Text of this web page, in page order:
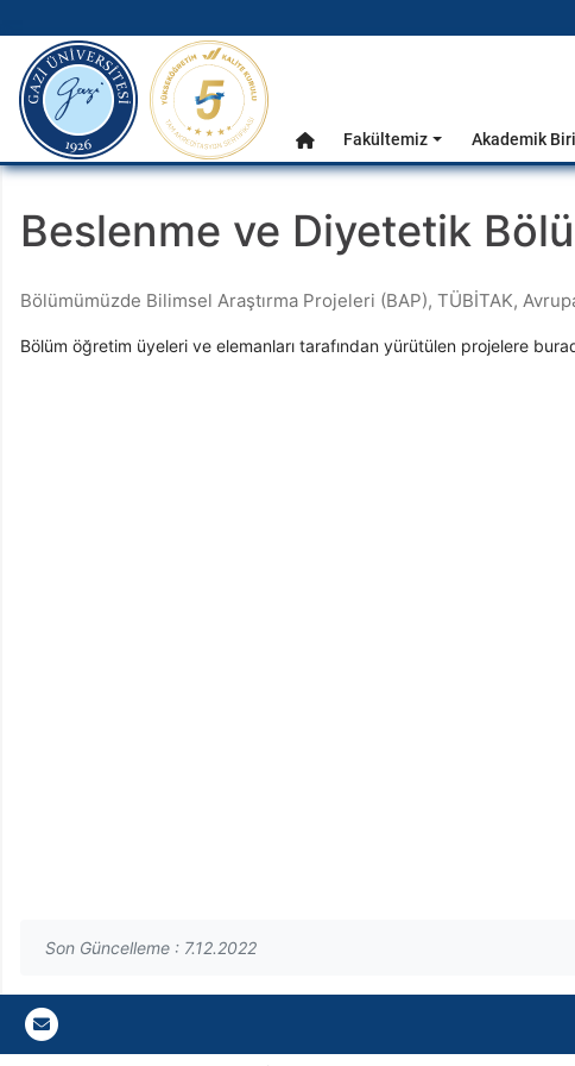
Ana Menü
gazi.edu.tr
Anasayfa
Fakültemiz Akademik
Beslenme ve Diyetetik
Bölümümüzde Bilimsel Araştırma Projeleri (BAP), TÜBİTAK,
Bölüm öğretim üyeleri ve elemanları tarafından yürütülen projelere
Son Güncelleme : 7.12.2022
Gazi E-Mail